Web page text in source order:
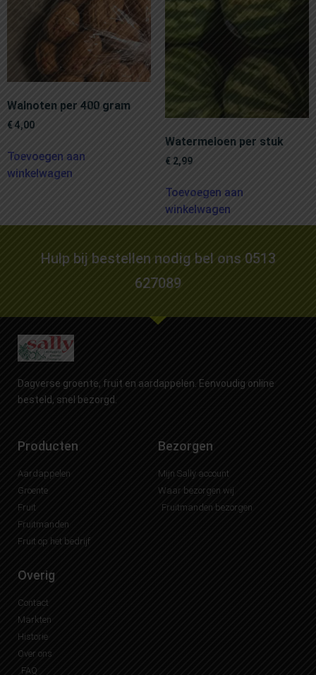
Walnoten per 400 gram
€4,00
Toevoegen aan
winkelwagen
Watermeloen per stuk
€ 2,99
Toevoegen aan
winkelwagen
Hulp bij bestellen nodig bel ons 0513
627089
Dagverse groente, fruit en aardappelen. Eenvoudig online
besteld, snel bezorgd.
Producten
Aardappelen
Groente
Fruit
Fruitmanden
Fruit op het bedrijf
Bezorgen
Mijn Sally account
Waar bezorgen wij
Fruitmanden bezorgen
Overig
Contact
Markten
Historie
Over ons
FAQ